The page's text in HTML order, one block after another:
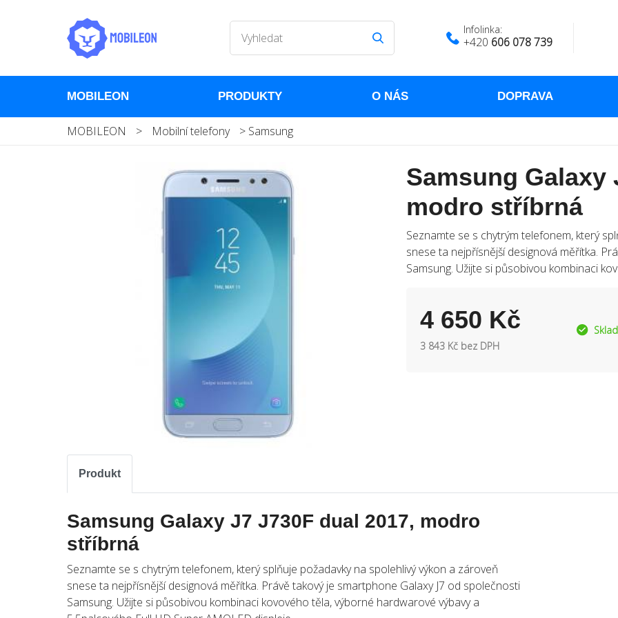
Infolinka:
+420 606 078 739
MOBILEON PRODUKTY O NÁS DOPRAVA
MOBILEON > Mobilní telefony > Samsung
Samsung Galaxy
modro stříbrná
Seznamte se s chytrým telefonem, který
snese ta nejpřísnější designová měřítka.
Samsung. Užijte si působivou kombinaci
4 650 Kč
3 843 Kč bez DPH
Produkt
Samsung Galaxy J7 J730F dual 2017, modro
stříbrná
Seznamte se s chytrým telefonem, který splňuje požadavky na spolehlivý výkon a zároveň
snese ta nejpřísnější designová měřítka. Právě takový je smartphone Galaxy J7 od společnosti
Samsung. Užijte si působivou kombinaci kovového těla, výborné hardwarové výbavy a